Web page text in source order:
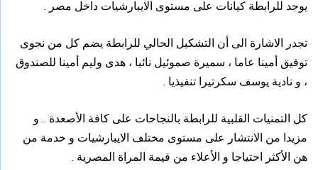
يوجد للرابطة كيانات على مستوى الايبارشيات داخل مصر .
تجدر الاشارة الى أن التشكيل الحالي للرابطة يضم كل من نجوى
توفيق أمينا عاما ، سميرة صموئيل نائبا ، هدى وليم أمينا للصندوق
، و نادية يوسف سكرتيرا تنفيذيا .
كل التمنيات القلبية للرابطة بالنجاحات على كافة الأصعدة .. و
مزيدا من الانتشار على مستوى مختلف الايبارشيات و خدمة من
هن الأكثر احتياجا و الأعلاء من قيمة المراة المصرية .